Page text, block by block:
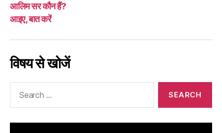
आलिम सर कौन हैं?
आइए, बात करें
विषय से खोजें